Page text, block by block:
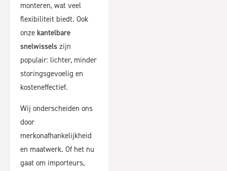
monteren, wat veel
flexibiliteit biedt. Ook
onze kantelbare
snelwissels zijn
populair: lichter, minder
storingsgevoelig en
kosteneffectief.
Wij onderscheiden ons
door
merkonafhankelijkheid
en maatwerk. Of het nu
gaat om importeurs,